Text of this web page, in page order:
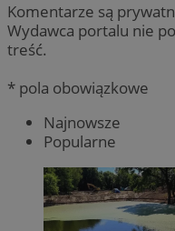
Komentarze są
Wydawca portalu nie
treść.
* pola obowiązkowe
Najnowsze
Popularne